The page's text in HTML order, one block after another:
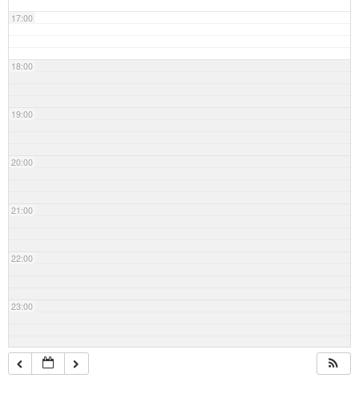
17:00
18:00
19:00
20:00
21:00
22:00
23:00